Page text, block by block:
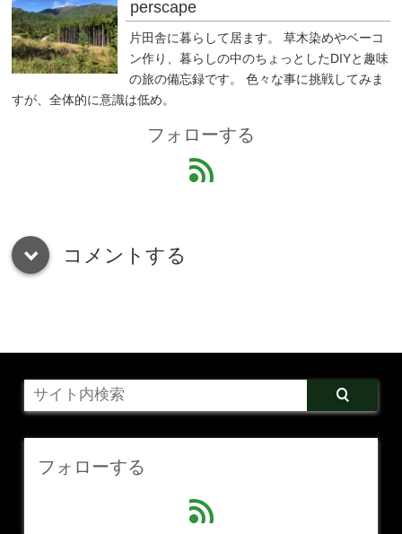
perscape
片田舎に暮らして居ます。 草木染めやベーコ
ン作り、暮らしの中のちょっとしたDIYと趣味
の旅の備忘録です。 色々な事に挑戦してみま
すが、全体的に意識は低め。
フォローする
feed
down コメントする
フォローする
feed